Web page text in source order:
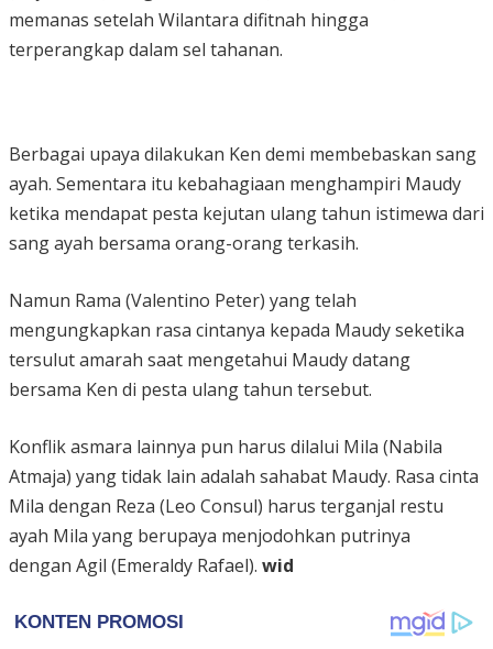
memanas setelah Wilantara difitnah hingga
terperangkap dalam sel tahanan.
Berbagai upaya dilakukan Ken demi membebaskan sang
ayah. Sementara itu kebahagiaan menghampiri Maudy
ketika mendapat pesta kejutan ulang tahun istimewa dari
sang ayah bersama orang-orang terkasih.
Namun Rama (Valentino Peter) yang telah
mengungkapkan rasa cintanya kepada Maudy seketika
tersulut amarah saat mengetahui Maudy datang
bersama Ken di pesta ulang tahun tersebut.
Konflik asmara lainnya pun harus dilalui Mila (Nabila
Atmaja) yang tidak lain adalah sahabat Maudy. Rasa cinta
Mila dengan Reza (Leo Consul) harus terganjal restu
ayah Mila yang berupaya menjodohkan putrinya
dengan Agil (Emeraldy Rafael). wid